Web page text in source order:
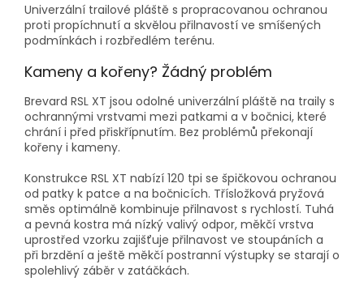
Univerzální trailové pláště s propracovanou ochranou
proti propíchnutí a skvělou přilnavostí ve smíšených
podmínkách i rozbředlém terénu.
Kameny a kořeny? Žádný problém
Brevard RSL XT jsou odolné univerzální pláště na traily s
ochrannými vrstvami mezi patkami a v bočnici, které
chrání i před přiskřípnutím. Bez problémů překonají
kořeny i kameny.
Konstrukce RSL XT nabízí 120 tpi se špičkovou ochranou
od patky k patce a na bočnicích. Třísložková pryžová
směs optimálně kombinuje přilnavost s rychlostí. Tuhá
a pevná kostra má nízký valivý odpor, měkčí vrstva
uprostřed vzorku zajišťuje přilnavost ve stoupáních a
při brzdění a ještě měkčí postranní výstupky se starají o
spolehlivý záběr v zatáčkách.